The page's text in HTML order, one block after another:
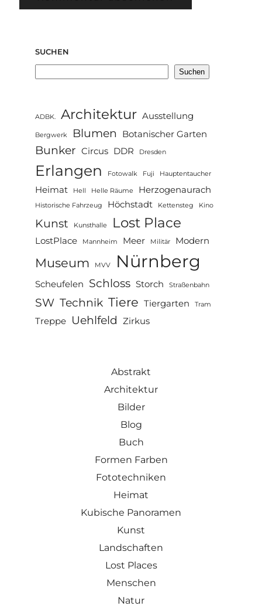
SUCHEN
Suchen
ADBK. Architektur Ausstellung
Bergwerk Blumen Botanischer Garten
Bunker Circus DDR Dresden
Erlangen Fotowalk Fuji Hauptentaucher
Heimat Hell Helle Räume Herzogenaurach
Historische Fahrzeug Höchstadt Kettensteg Kino
Kunst Kunsthalle Lost Place
LostPlace Mannheim Meer Militär Modern
Museum MVV Nürnberg
Scheufelen Schloss Storch Straßenbahn
SW Technik Tiere Tiergarten Tram
Treppe Uehlfeld Zirkus
Abstrakt
Architektur
Bilder
Blog
Buch
Formen Farben
Fototechniken
Heimat
Kubische Panoramen
Kunst
Landschaften
Lost Places
Menschen
Natur